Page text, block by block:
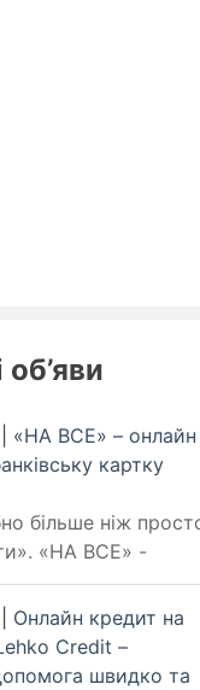
об’яви
«НА ВСЕ» – онлайн
картку
більше ніж
«НА ВСЕ» -
Онлайн кредит на
Сredit –
швидко та